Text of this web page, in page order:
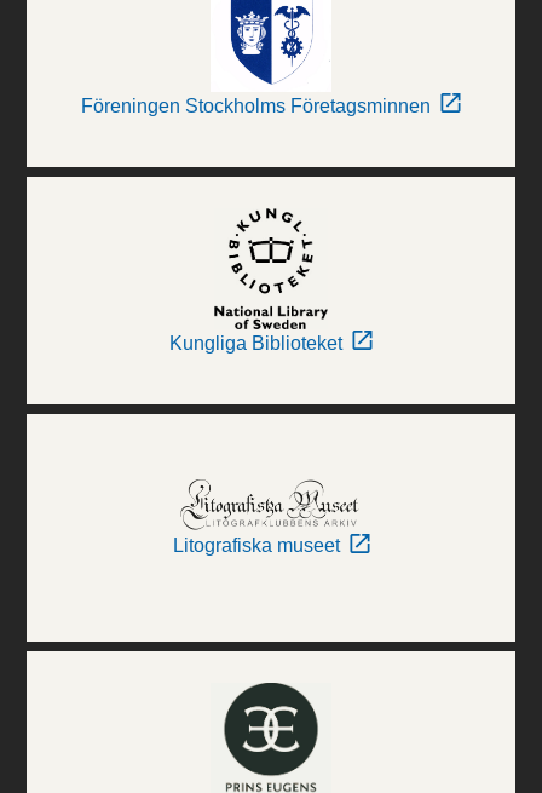
Föreningen Stockholms Företagsminnen
Kungliga Biblioteket
Litografiska museet